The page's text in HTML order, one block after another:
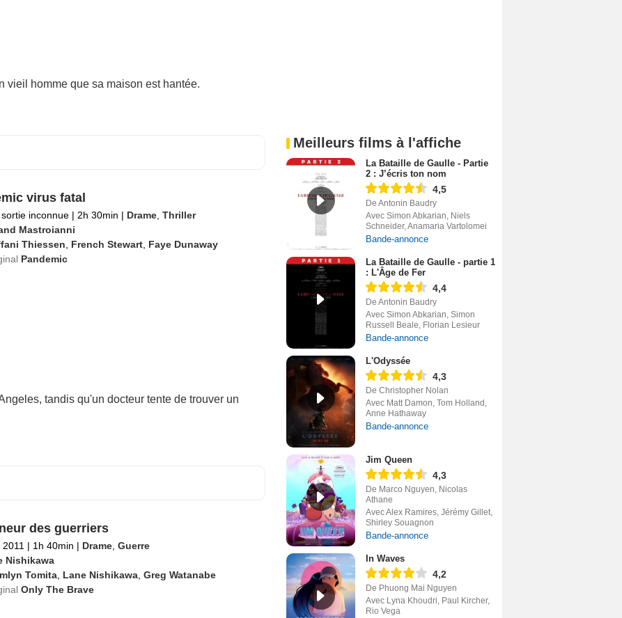
vieil homme que sa maison est hantée.
virus fatal
inconnue | 2h 30min | Drame, Thriller
Mastroianni
Thiessen French Stewart, Faye Dunaway
Pandemic
tandis qu'un docteur tente de trouver un
des guerriers
2011 | 1h 40min | Drame, Guerre
Nishikawa
Tomita, Lane Nishikawa, Greg Watanabe
Only The Brave
Meilleurs films à l'affiche
La Bataille de Gaulle - Partie
2 : J’écris ton nom
4,5
De Antonin Baudry
Avec Simon Abkarian, Niels
Schneider, Anamaria Vartolomei
Bande-annonce
La Bataille de Gaulle - partie 1
: L'Âge de Fer
4,4
De Antonin Baudry
Avec Simon Abkarian, Simon
Russell Beale, Florian Lesieur
Bande-annonce
L'Odyssée
4,3
De Christopher Nolan
Avec Matt Damon, Tom Holland,
Anne Hathaway
Bande-annonce
Jim Queen
4,3
De Marco Nguyen, Nicolas
Athane
Avec Alex Ramires, Jérémy Gillet,
Shirley Souagnon
Bande-annonce
In Waves
4,2
De Phuong Mai Nguyen
Avec Lyna Khoudri, Paul Kircher,
Rio Vega